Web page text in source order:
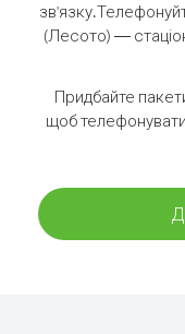
зв'язку.
(Лесото) —
Придбайте
щоб